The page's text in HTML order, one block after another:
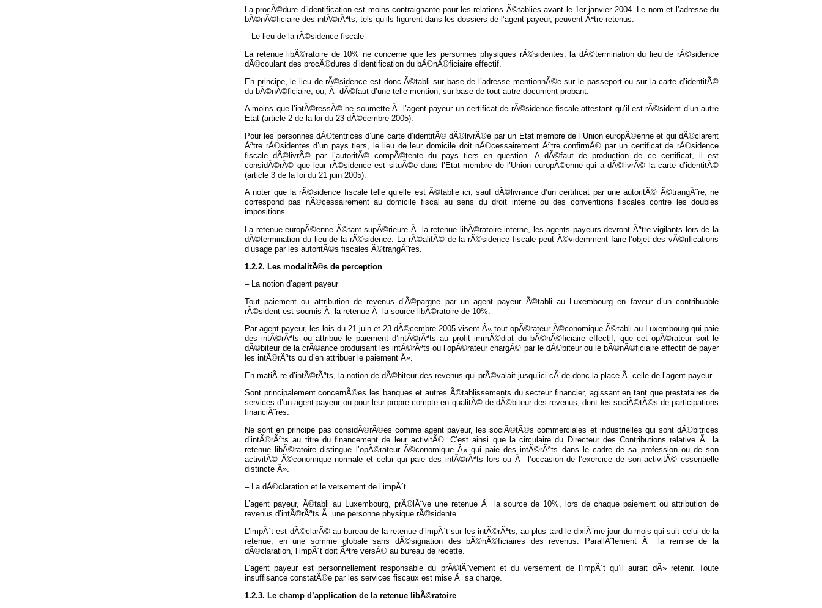
La procÃ©dure d’identification est moins contraignante pour les relations Ã©tablies avant le 1er janvier 2004. Le nom et l’adresse du
bÃ©nÃ©ficiaire des intÃ©rÃªts, tels qu’ils figurent dans les dossiers de l’agent payeur, peuvent Ãªtre retenus.
– Le lieu de la rÃ©sidence fiscale
La retenue libÃ©ratoire de 10% ne concerne que les personnes physiques rÃ©sidentes, la dÃ©termination du lieu de rÃ©sidence
dÃ©coulant des procÃ©dures d’identification du bÃ©nÃ©ficiaire effectif.
En principe, le lieu de rÃ©sidence est donc Ã©tabli sur base de l’adresse mentionnÃ©e sur le passeport ou sur la carte d’identitÃ©
du bÃ©nÃ©ficiaire, ou, Ã dÃ©faut d’une telle mention, sur base de tout autre document probant.
A moins que l’intÃ©ressÃ© ne soumette Ã l’agent payeur un certificat de rÃ©sidence fiscale attestant qu’il est rÃ©sident d’un autre
Etat (article 2 de la loi du 23 dÃ©cembre 2005).
Pour les personnes dÃ©tentrices d’une carte d’identitÃ© dÃ©livrÃ©e par un Etat membre de l’Union europÃ©enne et qui dÃ©clarent
Ãªtre rÃ©sidentes d’un pays tiers, le lieu de leur domicile doit nÃ©cessairement Ãªtre confirmÃ© par un certificat de rÃ©sidence
fiscale dÃ©livrÃ© par l’autoritÃ© compÃ©tente du pays tiers en question. A dÃ©faut de production de ce certificat, il est
considÃ©rÃ© que leur rÃ©sidence est situÃ©e dans l’Etat membre de l’Union europÃ©enne qui a dÃ©livrÃ© la carte d’identitÃ©
(article 3 de la loi du 21 juin 2005).
A noter que la rÃ©sidence fiscale telle qu’elle est Ã©tablie ici, sauf dÃ©livrance d’un certificat par une autoritÃ© Ã©trangÃ¨re, ne
correspond pas nÃ©cessairement au domicile fiscal au sens du droit interne ou des conventions fiscales contre les doubles
impositions.
La retenue europÃ©enne Ã©tant supÃ©rieure Ã la retenue libÃ©ratoire interne, les agents payeurs devront Ãªtre vigilants lors de la
dÃ©termination du lieu de la rÃ©sidence. La rÃ©alitÃ© de la rÃ©sidence fiscale peut Ã©videmment faire l’objet des vÃ©rifications
d’usage par les autoritÃ©s fiscales Ã©trangÃ¨res.
1.2.2. Les modalitÃ©s de perception
– La notion d’agent payeur
Tout paiement ou attribution de revenus d’Ã©pargne par un agent payeur Ã©tabli au Luxembourg en faveur d’un contribuable
rÃ©sident est soumis Ã la retenue Ã la source libÃ©ratoire de 10%.
Par agent payeur, les lois du 21 juin et 23 dÃ©cembre 2005 visent Â« tout opÃ©rateur Ã©conomique Ã©tabli au Luxembourg qui paie
des intÃ©rÃªts ou attribue le paiement d’intÃ©rÃªts au profit immÃ©diat du bÃ©nÃ©ficiaire effectif, que cet opÃ©rateur soit le
dÃ©biteur de la crÃ©ance produisant les intÃ©rÃªts ou l’opÃ©rateur chargÃ© par le dÃ©biteur ou le bÃ©nÃ©ficiaire effectif de payer
les intÃ©rÃªts ou d’en attribuer le paiement Â».
En matiÃ¨re d’intÃ©rÃªts, la notion de dÃ©biteur des revenus qui prÃ©valait jusqu’ici cÃ¨de donc la place Ã celle de l’agent payeur.
Sont principalement concernÃ©es les banques et autres Ã©tablissements du secteur financier, agissant en tant que prestataires de
services d’un agent payeur ou pour leur propre compte en qualitÃ© de dÃ©biteur des revenus, dont les sociÃ©tÃ©s de participations
financiÃ¨res.
Ne sont en principe pas considÃ©rÃ©es comme agent payeur, les sociÃ©tÃ©s commerciales et industrielles qui sont dÃ©bitrices
d’intÃ©rÃªts au titre du financement de leur activitÃ©. C’est ainsi que la circulaire du Directeur des Contributions relative Ã la
retenue libÃ©ratoire distingue l’opÃ©rateur Ã©conomique Â« qui paie des intÃ©rÃªts dans le cadre de sa profession ou de son
activitÃ© Ã©conomique normale et celui qui paie des intÃ©rÃªts lors ou Ã l’occasion de l’exercice de son activitÃ© essentielle
distincte Â».
– La dÃ©claration et le versement de l’impÃ´t
L’agent payeur, Ã©tabli au Luxembourg, prÃ©lÃ¨ve une retenue Ã la source de 10%, lors de chaque paiement ou attribution de
revenus d’intÃ©rÃªts Ã une personne physique rÃ©sidente.
L’impÃ´t est dÃ©clarÃ© au bureau de la retenue d’impÃ´t sur les intÃ©rÃªts, au plus tard le dixiÃ¨me jour du mois qui suit celui de la
retenue, en une somme globale sans dÃ©signation des bÃ©nÃ©ficiaires des revenus. ParallÃ¨lement Ã la remise de la
dÃ©claration, l’impÃ´t doit Ãªtre versÃ© au bureau de recette.
L’agent payeur est personnellement responsable du prÃ©lÃ¨vement et du versement de l’impÃ´t qu’il aurait dÃ» retenir. Toute
insuffisance constatÃ©e par les services fiscaux est mise Ã sa charge.
1.2.3. Le champ d’application de la retenue libÃ©ratoire